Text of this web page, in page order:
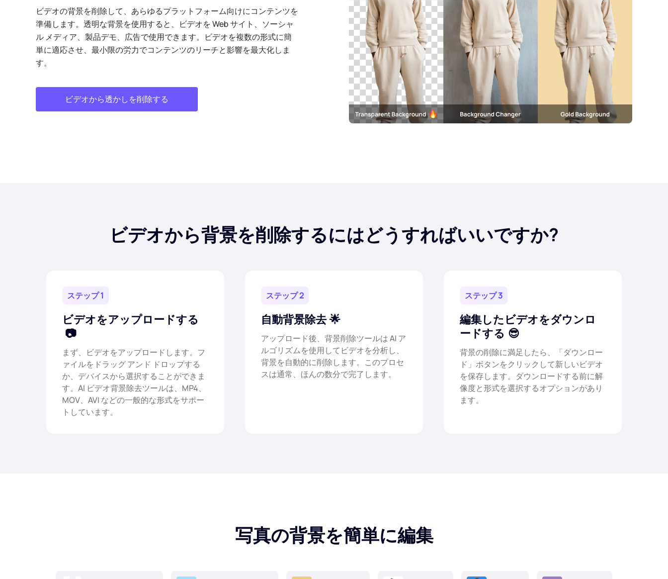
ビデオの背景を削除して、あらゆるプラットフォーム向けにコンテンツを
準備します。透明な背景を使用すると、ビデオを Web サイト、ソーシャ
ル メディア、製品デモ、広告で使用できます。ビデオを複数の形式に簡
単に適応させ、最小限の労力でコンテンツのリーチと影響を最大化しま
す。
ビデオから透かしを削除する
ビデオから背景を削除するにはどうすればいいですか?
ステップ 1
ビデオをアップロードする
まず、ビデオをアップロードします。フ
ァイルをドラッグ アンド ドロップする
か、デバイスから選択することができま
す。AI ビデオ背景除去ツールは、MP4、
MOV、AVI などの一般的な形式をサポー
トしています。
ステップ 2
自動背景除去
アップロード後、背景削除ツールは AI ア
ルゴリズムを使用してビデオを分析し、
背景を自動的に削除します。このプロセ
スは通常、ほんの数分で完了します。
ステップ 3
編集したビデオをダウンロ
ードする
背景の削除に満足したら、「ダウンロー
ド」ボタンをクリックして新しいビデオ
を保存します。ダウンロードする前に解
像度と形式を選択するオプションがあり
ます。
写真の背景を簡単に編集